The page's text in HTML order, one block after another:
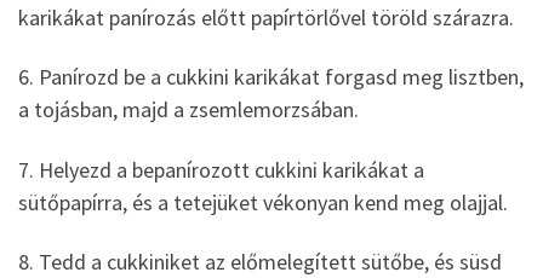
karikákat panírozás előtt papírtörlővel töröld szárazra.
6. Panírozd be a cukkini karikákat forgasd meg lisztben,
a tojásban, majd a zsemlemorzsában.
7. Helyezd a bepanírozott cukkini karikákat a
sütőpapírra, és a tetejüket vékonyan kend meg olajjal.
8. Tedd a cukkiniket az előmelegített sütőbe, és süsd